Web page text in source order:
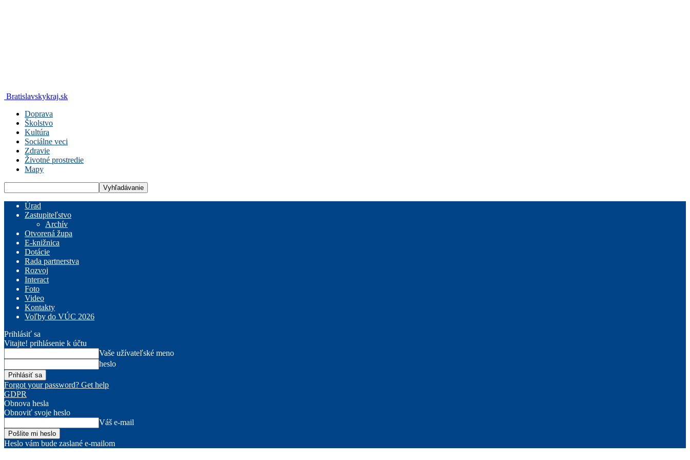
Bratislavskykraj.sk
Doprava
Školstvo
Kultúra
Sociálne veci
Zdravie
Životné prostredie
Mapy
Úrad
Zastupiteľstvo
Archív
Otvorená župa
E-knižnica
Dotácie
Rada partnerstva
Rozvoj
Interact
Foto
Video
Kontakty
Voľby do VÚC 2026
Prihlásiť sa
Vitajte! prihlásenie k účtu
Vaše užívateľské meno
heslo
Forgot your password? Get help
GDPR
Obnova hesla
Obnoviť svoje heslo
Váš e-mail
Heslo vám bude zaslané e-mailom